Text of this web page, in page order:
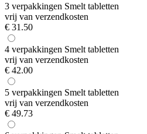
3 verpakkingen Smelt tabletten
vrij van verzendkosten
€ 31.50
4 verpakkingen Smelt tabletten
vrij van verzendkosten
€ 42.00
5 verpakkingen Smelt tabletten
vrij van verzendkosten
€ 49.73